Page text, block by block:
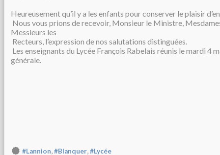
Heureusement qu’il y a les enfants pour conserver le plaisir
Nous vous prions de recevoir, Monsieur le Ministre,
Messieurs les
Recteurs, l’expression de nos salutations distinguées.
Les enseignants du Lycée François Rabelais réunis le mardi 4
générale.
#Lannion,#Blanquer,#Lycée